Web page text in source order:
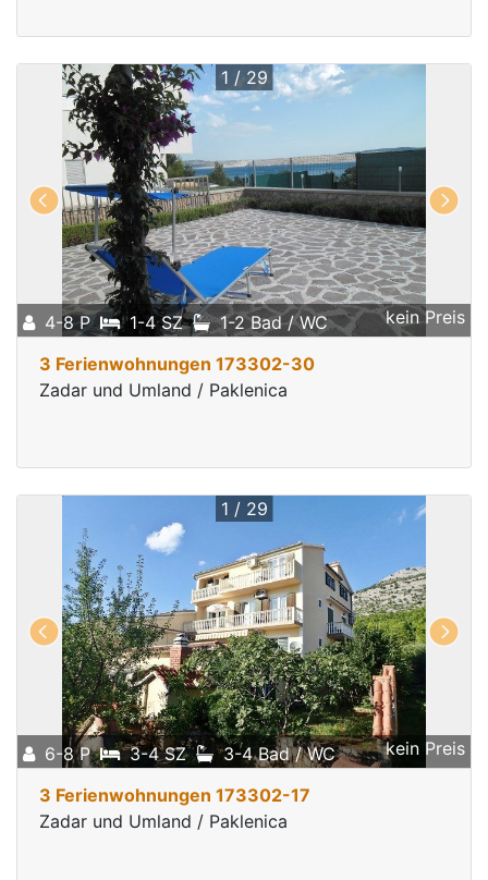
4-8 P 1-4 SZ 1-2 Bad / WC kein Preis
1 / 29
3 Ferienwohnungen 173302-30
Zadar und Umland / Paklenica
6-8 P 3-4 SZ 3-4 Bad / WC kein Preis
1 / 29
3 Ferienwohnungen 173302-17
Zadar und Umland / Paklenica